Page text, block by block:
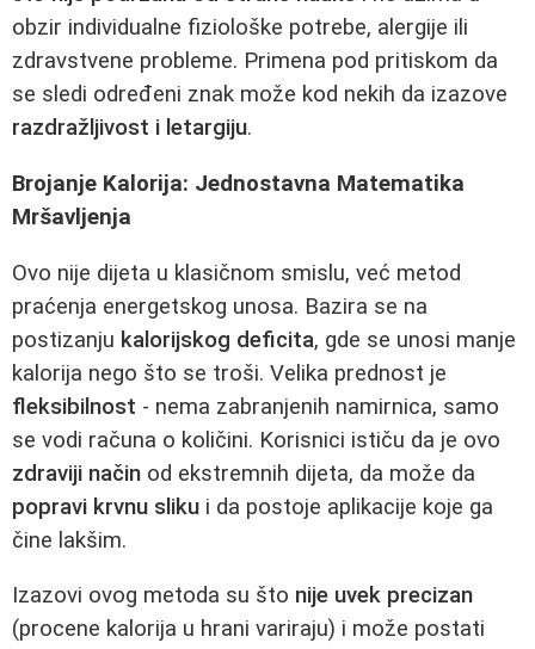
obzir individualne fiziološke potrebe, alergije ili
zdravstvene probleme. Primena pod pritiskom da
se sledi određeni znak može kod nekih da izazove
razdražljivost i letargiju.
Brojanje Kalorija: Jednostavna Matematika
Mršavljenja
Ovo nije dijeta u klasičnom smislu, već metod
praćenja energetskog unosa. Bazira se na
postizanju kalorijskog deficita, gde se unosi manje
kalorija nego što se troši. Velika prednost je
fleksibilnost - nema zabranjenih namirnica, samo
se vodi računa o količini. Korisnici ističu da je ovo
zdraviji način od ekstremnih dijeta, da može da
popravi krvnu sliku i da postoje aplikacije koje ga
čine lakšim.
Izazovi ovog metoda su što nije uvek precizan
(procene kalorija u hrani variraju) i može postati